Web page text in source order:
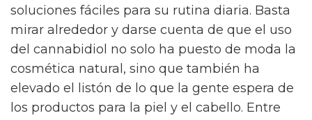
soluciones fáciles para su rutina diaria. Basta
mirar alrededor y darse cuenta de que el uso
del cannabidiol no solo ha puesto de moda la
cosmética natural, sino que también ha
elevado el listón de lo que la gente espera de
los productos para la piel y el cabello. Entre